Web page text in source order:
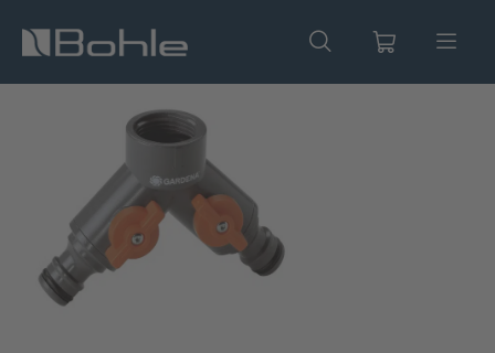
principal